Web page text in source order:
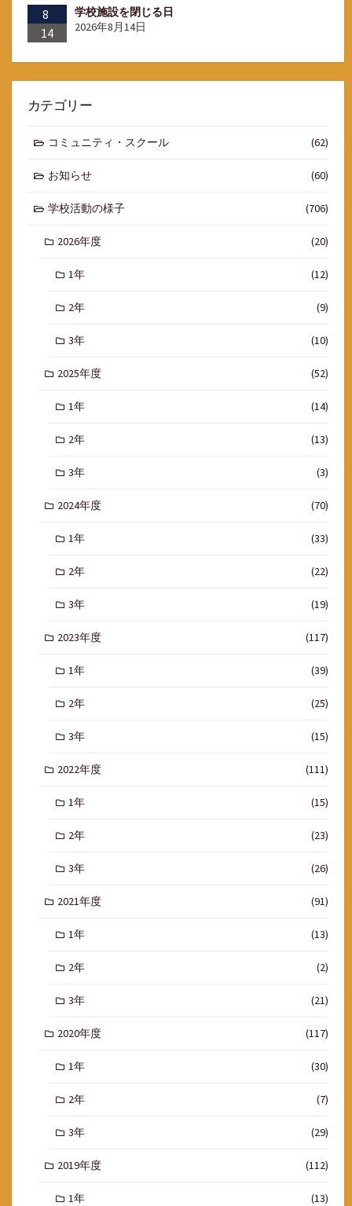
8
14
学校施設を閉じる日
2026年8月14日
カテゴリー
コミュニティ・スクール (62)
お知らせ (60)
学校活動の様子 (706)
2026年度 (20)
1年 (12)
2年 (9)
3年 (10)
2025年度 (52)
1年 (14)
2年 (13)
3年 (3)
2024年度 (70)
1年 (33)
2年 (22)
3年 (19)
2023年度 (117)
1年 (39)
2年 (25)
3年 (15)
2022年度 (111)
1年 (15)
2年 (23)
3年 (26)
2021年度 (91)
1年 (13)
2年 (2)
3年 (21)
2020年度 (117)
1年 (30)
2年 (7)
3年 (29)
2019年度 (112)
1年 (13)